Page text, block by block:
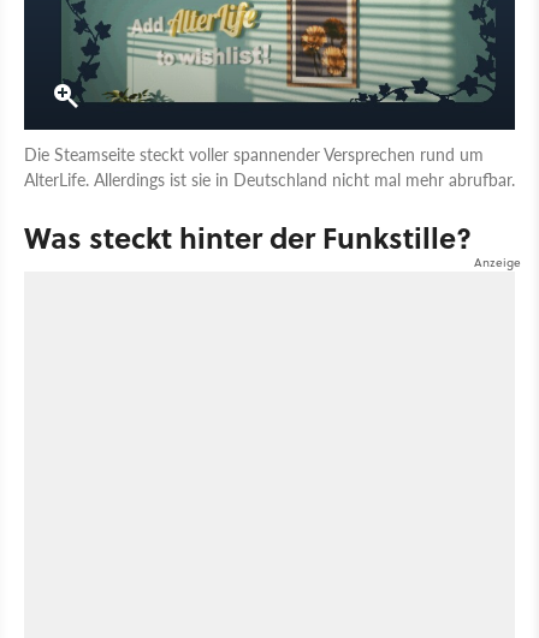
Die Steamseite steckt voller spannender Versprechen rund um
AlterLife. Allerdings ist sie in Deutschland nicht mal mehr abrufbar.
Was steckt hinter der Funkstille?